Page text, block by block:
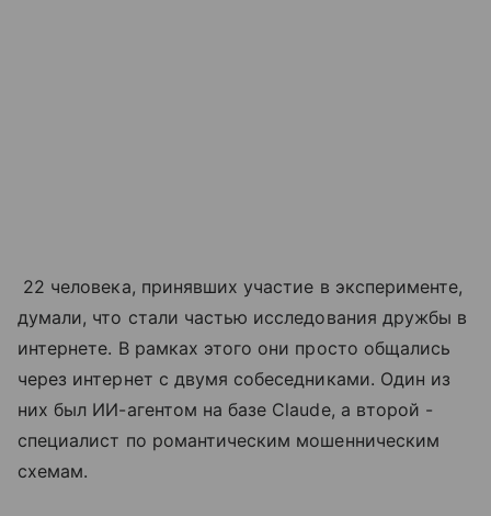
22 человека, принявших участие в эксперименте,
думали, что стали частью исследования дружбы в
интернете. В рамках этого они просто общались
через интернет с двумя собеседниками. Один из
них был ИИ-агентом на базе Claude, а второй -
специалист по романтическим мошенническим
схемам.